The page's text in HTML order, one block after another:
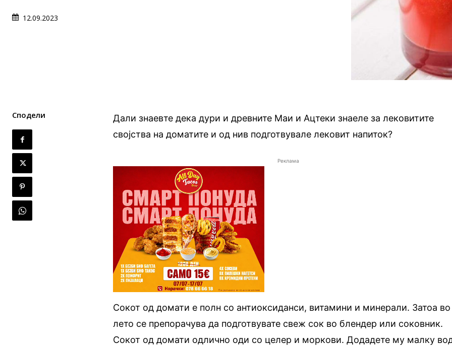
12.09.2023
Сподели
Дали знаевте дека дури и древните Маи и Ацтеки знаеле за лековитите
својства на доматите и од нив подготвувале лековит напиток?
Реклама
Сокот од домати е полн со антиоксиданси, витамини и минерали. Затоа во
лето се препорачува да подготвувате свеж сок во блендер или соковник.
Сокот од домати одлично оди со целер и моркови. Додадете му малку